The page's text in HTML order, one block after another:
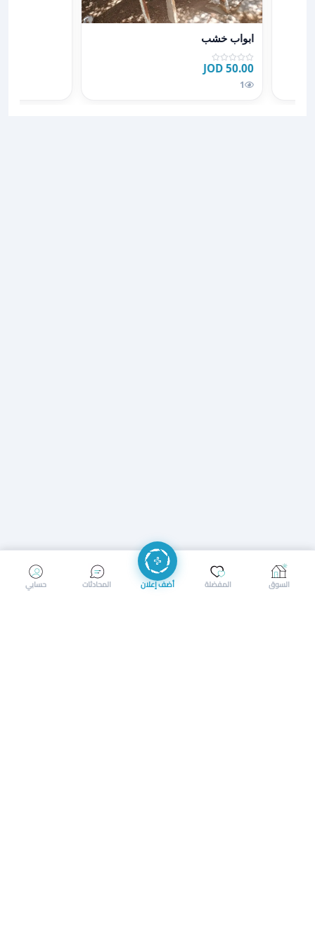
عرض تفاصيل ابواب خشب
ابواب خشب
50.00 JOD
1
إرسال رسالة إجراء مكالمة
حسابي المحادثات أضف إعلان المفضلة السوق